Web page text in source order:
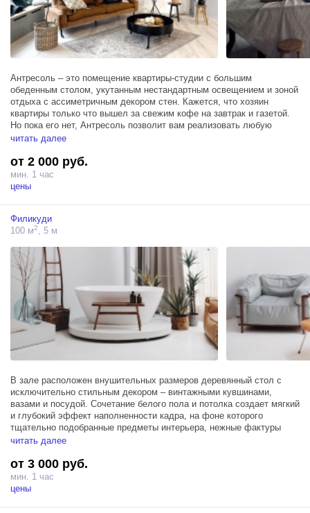
Антресоль – это помещение квартиры-студии с большим
обеденным столом, укутанным нестандартным освещением и зоной
отдыха с ассиметричным декором стен. Кажется, что хозяин
квартиры только что вышел за свежим кофе на завтрак и газетой.
Но пока его нет, Антресоль позволит вам реализовать любую
эстетическую задумку, связанную со стильными домашними
Зал Антресоль занимает площадь в 100м² в отдельном помещении
на втором этаже и располагает гримерным столом, двумя
холлом, в котором при необходимости можно комфортно
разместить техническую зону
читать далее
от 2 000 руб.
мин. 1 час
цены
Филикуди
100 м2 , 5 м
В зале расположен внушительных размеров деревянный стол с
исключительно стильным декором – винтажными кувшинами,
вазами и посудой. Сочетание белого пола и потолка создает мягкий
и глубокий эффект наполненности кадра, на фоне которого
тщательно подобранные предметы интерьера, нежные фактуры
терракотовой стены с эффектом натуральной элегантной
складываются в тонкую и самобытную мелодию.
Мансардные окна в пол 5 х 6м, блэкаут шторы. Площадь - 100м,
читать далее
от 3 000 руб.
мин. 1 час
цены